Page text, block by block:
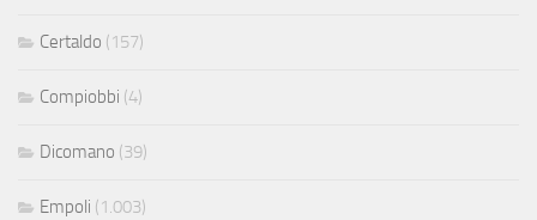
Certaldo (157)
Compiobbi (4)
Dicomano (39)
Empoli (1.003)